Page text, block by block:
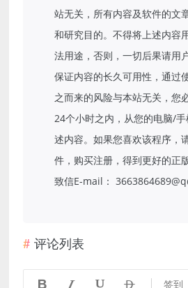
站无关，所有内容及软件的文
和研究目的。不得将上述内容
法用途，否则，一切后果请用
保证内容的长久可用性，通过
之而来的风险与本站无关，您
24个小时之内，从您的电脑/
述内容。如果您喜欢该程序，
件，购买注册，得到更好的正
致信E-mail：
评论列表
    签到